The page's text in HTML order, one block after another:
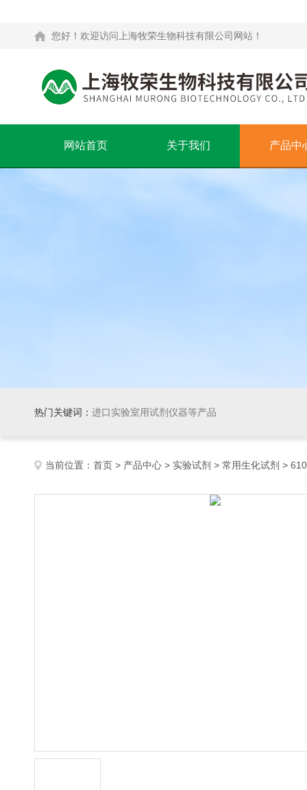
您好！欢迎访问上海牧荣生物科技有限公司网站！
网站首页 关于我们 产品中
热门关键词： 进口实验室用试剂仪器等产品
当前位置： 首页 > 产品中心 > 实验试剂 > 常用生化试剂 >